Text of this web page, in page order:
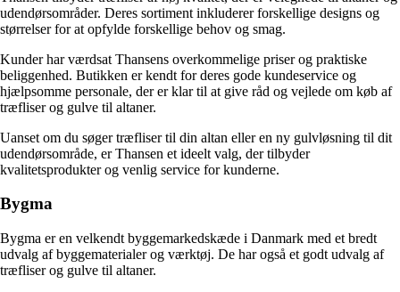
udendørsområder. Deres sortiment inkluderer forskellige designs og
størrelser for at opfylde forskellige behov og smag.
Kunder har værdsat Thansens overkommelige priser og praktiske
beliggenhed. Butikken er kendt for deres gode kundeservice og
hjælpsomme personale, der er klar til at give råd og vejlede om køb af
træfliser og gulve til altaner.
Uanset om du søger træfliser til din altan eller en ny gulvløsning til dit
udendørsområde, er Thansen et ideelt valg, der tilbyder
kvalitetsprodukter og venlig service for kunderne.
Bygma
Bygma er en velkendt byggemarkedskæde i Danmark med et bredt
udvalg af byggematerialer og værktøj. De har også et godt udvalg af
træfliser og gulve til altaner.